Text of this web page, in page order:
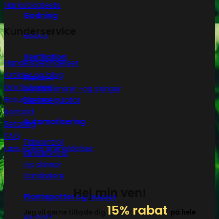
Gødning
Biobizz
Ventilation
Blæsere
Ventilationsrør -og slanger
Blæseregulator
Automatisering
Tidskontrol
Klimakontrol
Lys skinner
Vandkølere
Plantepotter og bakker
Narkotikatests
Kunderservice
Handelsbetingelser
Artikler og blog
Om Subseed
Returnering
Kontakt
Betaling
FAQ
Læs vores anmeldelser
Hej min ven!
Jeg vil gerne tilbyde dig 15% rabat på hele